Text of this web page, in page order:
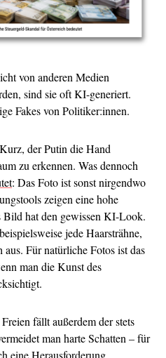
von anderen Medien
sind sie oft KI-generiert.
Fakes von Politiker:innen.
der Putin die Hand
zu erkennen. Was dennoch
: Das Foto ist sonst nirgendwo
zeigen eine hohe
Bild hat den gewissen KI-Look.
jede Haarsträhne,
Für natürliche Fotos ist das
man die Kunst des
fällt außerdem der stets
man harte Schatten – für